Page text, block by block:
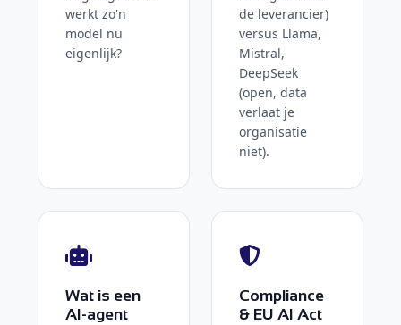
werkt zo'n
model nu
eigenlijk?
de leverancier)
versus Llama,
Mistral,
DeepSeek
(open, data
verlaat je
organisatie
niet).
Wat is een
AI-agent
Compliance
& EU AI Act